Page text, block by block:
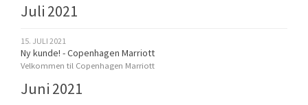
Juli 2021
15. JULI 2021
Ny kunde! - Copenhagen Marriott
Velkommen til Copenhagen Marriott
Juni 2021